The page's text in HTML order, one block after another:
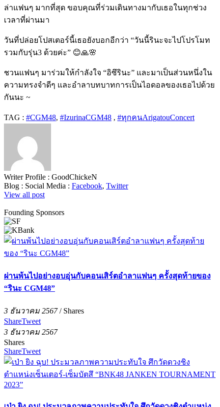
ล่าแฟนๆ มากที่สุด ขอบคุณที่ร่วมเดินทางมากับเธอในทุกช่วง
เวลาที่ผ่านมา
วันที่ปล่อยโปสเตอร์นี้เธอยังบอกอีกว่า “วันนี้รินะจะไปโปรโมท
รวมกับรุ่น3 ด้วยค่ะ” 😊🙏🌸
ชวนแฟนๆ มาร่วมให้กำลังใจ “อิซึรินะ” และมาเป็นส่วนหนึ่งใน
ความทรงจำดีๆ และอำลาบทบาทการเป็นไอดอลของเธอไปด้วย
กันนะ ~
TAG : #CGM48​, #IzurinaCGM48 , #ทุกคนArigatouConcert
Writer Profile : GoodChickeN
Blog : Social Media : Facebook, Twitter
View all post
Founding Sponsors
ผ่านพ้นไปอย่างอบอุ่นกับคอนเสิร์ตอำลาแฟนๆ ครั้งสุดท้ายของ
“รินะ CGM48”
3 ธันวาคม 2567/ Shares
ShareTweet
3 ธันวาคม 2567
Shares
ShareTweet